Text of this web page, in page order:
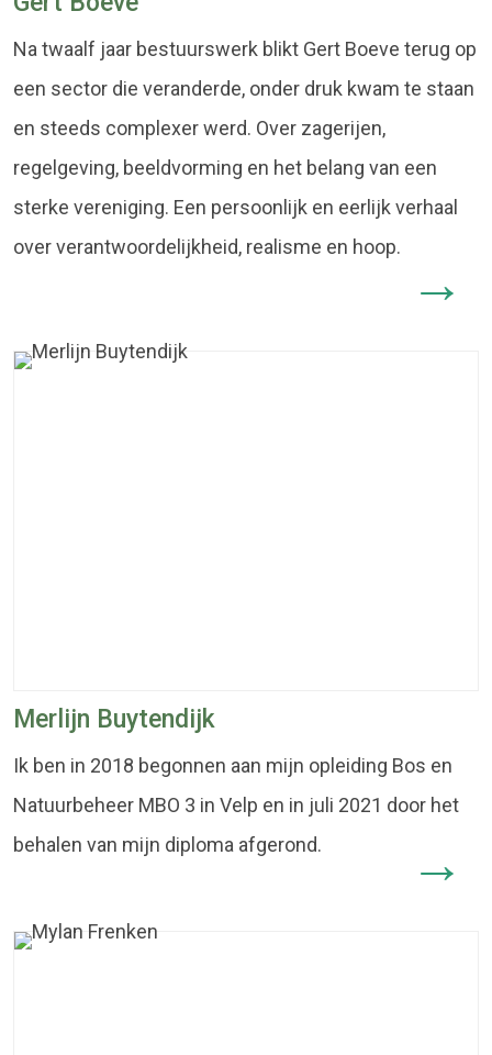
Na twaalf jaar bestuurswerk blikt Gert Boeve terug op
een sector die veranderde, onder druk kwam te staan
en steeds complexer werd. Over zagerijen,
regelgeving, beeldvorming en het belang van een
sterke vereniging. Een persoonlijk en eerlijk verhaal
over verantwoordelijkheid, realisme en hoop.
Merlijn Buytendijk
Ik ben in 2018 begonnen aan mijn opleiding Bos en
Natuurbeheer MBO 3 in Velp en in juli 2021 door het
behalen van mijn diploma afgerond.